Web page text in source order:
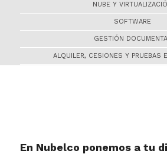
NUBE Y
SOFTWARE
GESTIÓN
ALQUILER, CESIONES Y PRUEBAS
En Nubelco ponemos a tu